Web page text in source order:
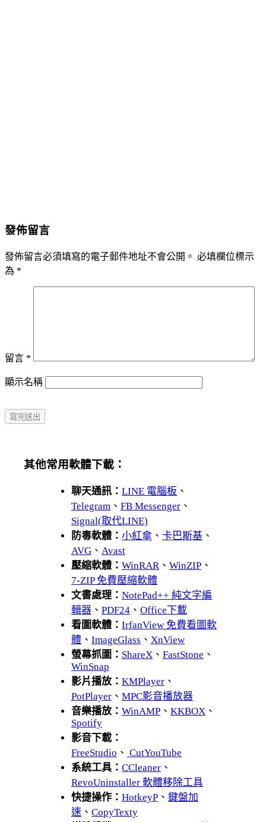
發佈留言
發佈留言必須填寫的電子郵件地址不會公開。 必填欄位標示
為 *
留言 *
顯示名稱
其他常用軟體下載：
聊天通訊： LINE 電腦板 、
Telegram 、 FB Messenger 、
Signal(取代LINE)
防毒軟體： 小紅傘 、 卡巴斯基 、
AVG 、 Avast
壓縮軟體： WinRAR、 WinZIP 、
7-ZIP 免費壓縮軟體
文書處理： NotePad++ 純文字編
輯器 、 PDF24 、 Office下載
看圖軟體： IrfanView 免費看圖軟
體 、 ImageGlass 、 XnView
螢幕抓圖： ShareX 、 FastStone 、
WinSnap
影片播放： KMPlayer 、
PotPlayer 、 MPC影音播放器
音樂播放： WinAMP 、 KKBOX 、
Spotify
影音下載：
FreeStudio 、 CutYouTube
系統工具： CCleaner 、
RevoUninstaller 軟體移除工具
快捷操作： HotkeyP 、 鍵盤加
速 、 CopyTexty